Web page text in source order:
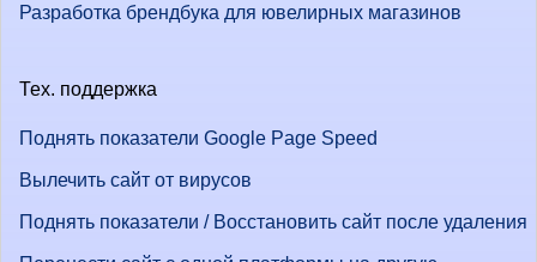
Разработка брендбука для ювелирных магазинов
Тех. поддержка
Поднять показатели Google Page Speed
Вылечить сайт от вирусов
Поднять показатели / Восстановить сайт после удаления